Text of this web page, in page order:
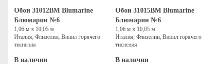
Обои 31012BM Blumarine
Блюмарин №6
1,06 м х 10,05 м
Италия, Флизелин, Винил горячего
тиснения
В наличии
Обои 31015BM Blumarine
Блюмарин №6
1,06 м х 10,05 м
Италия, Флизелин, Винил горячего
тиснения
В наличии